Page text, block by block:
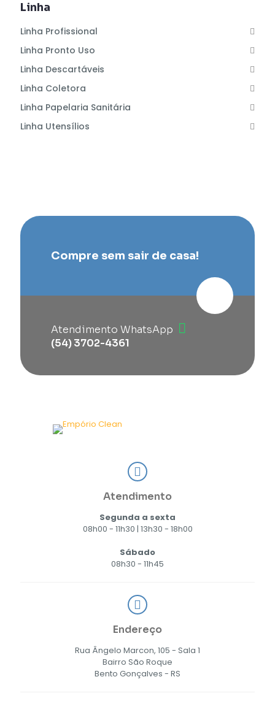
Linha
Linha Profissional
Linha Pronto Uso
Linha Descartáveis
Linha Coletora
Linha Papelaria Sanitária
Linha Utensílios
Compre sem sair de casa!
Atendimento WhatsApp
(54) 3702-4361
Atendimento
Segunda a sexta
08h00 - 11h30 | 13h30 - 18h00
Sábado
08h30 - 11h45
Endereço
Rua Ângelo Marcon, 105 - Sala 1
Bairro São Roque
Bento Gonçalves - RS